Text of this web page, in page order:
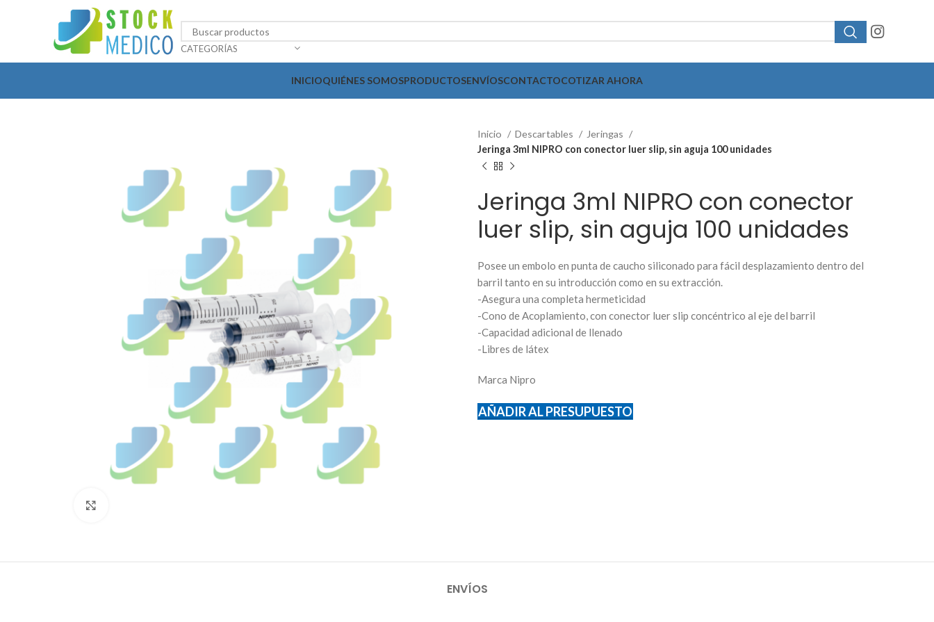
CATEGORÍAS
INICIOQUIÉNES SOMOSPRODUCTOSENVÍOSCONTACTOCOTIZAR AHORA
Inicio Descartables
Jeringas
Jeringa 3ml NIPRO con conector luer slip, sin aguja 100 unidades
Jeringa 3ml NIPRO con conector
luer slip, sin aguja 100 unidades
Posee un embolo en punta de caucho siliconado para fácil desplazamiento dentro del
barril tanto en su introducción como en su extracción.
-Asegura una completa hermeticidad
-Cono de Acoplamiento, con conector luer slip concéntrico al eje del barril
-Capacidad adicional de llenado
-Libres de látex
Marca Nipro
AÑADIR AL PRESUPUESTO
ENVÍOS